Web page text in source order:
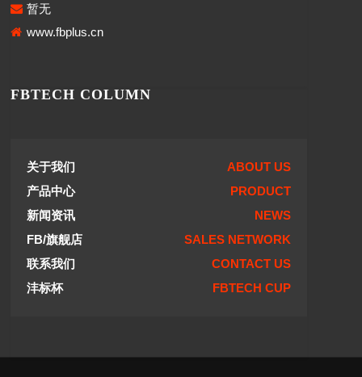
暂无
www.fbplus.cn
FBTECH COLUMN
关于我们
ABOUT US
产品中心
PRODUCT
新闻资讯
NEWS
FB/旗舰店
SALES NETWORK
联系我们
CONTACT US
沣标杯
FBTECH CUP